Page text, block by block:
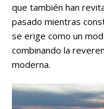
que también han
pasado mientras
se erige como un
combinando la
moderna.